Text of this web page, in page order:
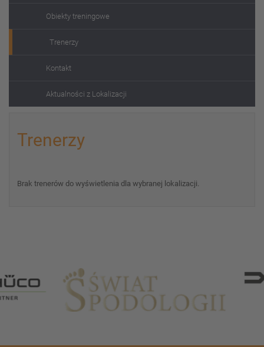
Obiekty treningowe
Trenerzy
Kontakt
Aktualności z Lokalizacji
Trenerzy
Brak trenerów do wyświetlenia dla wybranej lokalizacji.